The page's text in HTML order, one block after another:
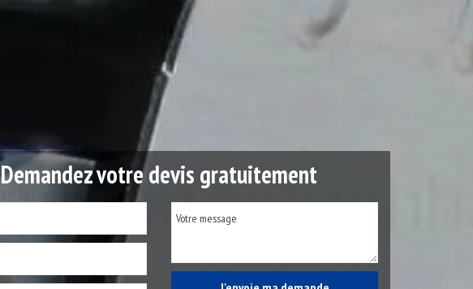
Demandez votre devis gratuitement